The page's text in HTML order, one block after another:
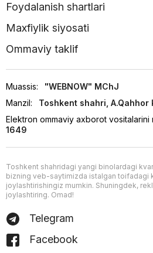
Foydalanish shartlari
Maxfiylik siyosati
Ommaviy taklif
Muassis:
"WEBNOW" MChJ
Manzil:
Toshkent shahri,
Elektron ommaviy axborot
1649
Toshkent shahridagi yangi binolardagi
bizning veb-saytimizda istalgan toifadagi
joylashtirishingiz mumkin. Shuningdek,
joylashtiring. Omad!
Telegram
Facebook